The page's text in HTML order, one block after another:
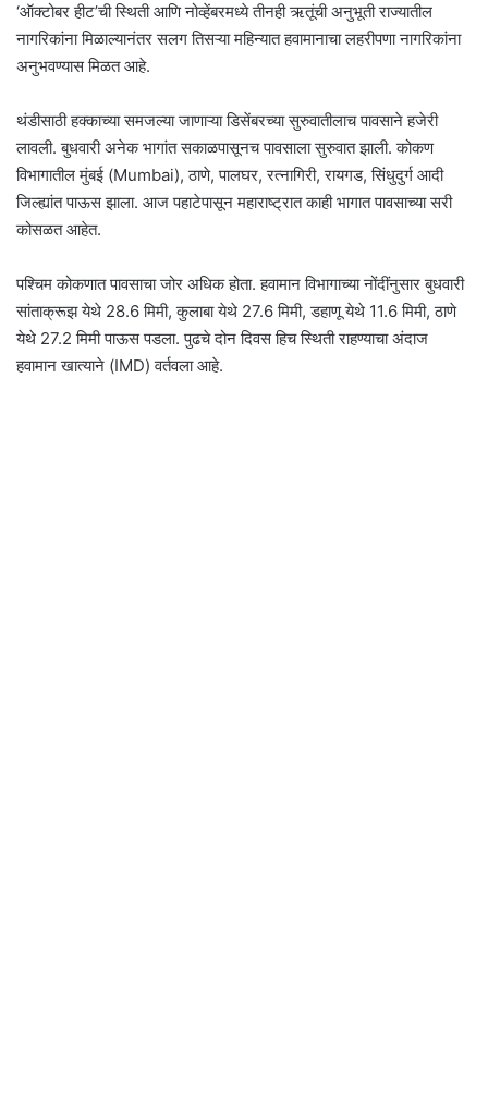
‘ऑक्टोबर हीट’ची स्थिती आणि नोव्हेंबरमध्ये तीनही ऋतूंची अनुभूती राज्यातील
नागरिकांना मिळाल्यानंतर सलग तिसऱ्या महिन्यात हवामानाचा लहरीपणा नागरिकांना
अनुभवण्यास मिळत आहे.
थंडीसाठी हक्काच्या समजल्या जाणाऱ्या डिसेंबरच्या सुरुवातीलाच पावसाने हजेरी
लावली. बुधवारी अनेक भागांत सकाळपासूनच पावसाला सुरुवात झाली. कोकण
विभागातील मुंबई (Mumbai), ठाणे, पालघर, रत्नागिरी, रायगड, सिंधुदुर्ग आदी
जिल्ह्यांत पाऊस झाला. आज पहाटेपासून महाराष्ट्रात काही भागात पावसाच्या सरी
कोसळत आहेत.
पश्चिम कोकणात पावसाचा जोर अधिक होता. हवामान विभागाच्या नोंदींनुसार बुधवारी
सांताक्रूझ येथे 28.6 मिमी, कुलाबा येथे 27.6 मिमी, डहाणू येथे 11.6 मिमी, ठाणे
येथे 27.2 मिमी पाऊस पडला. पुढचे दोन दिवस हिच स्थिती राहण्याचा अंदाज
हवामान खात्याने (IMD) वर्तवला आहे.